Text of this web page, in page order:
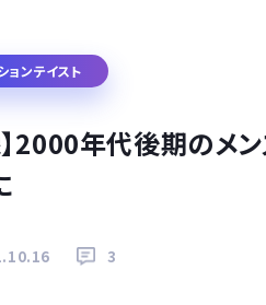
ョンテイスト
】2000年代後期のメ
3